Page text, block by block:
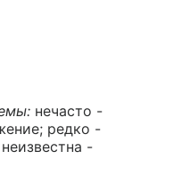
нечасто -
редко -
-